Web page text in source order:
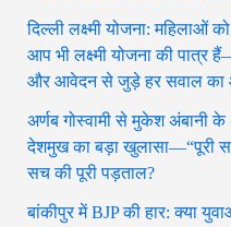
दिल्ली लक्ष्मी योजना: महिलाओं
आप भी लक्ष्मी योजना की पात्र
और आवेदन से जुड़े हर सवाल का
अर्णब गोस्वामी से मुकेश अंबानी
देशमुख का बड़ा खुलासा—“पूरी
सच की पूरी पड़ताल?
बांकीपुर में BJP की हार: क्या